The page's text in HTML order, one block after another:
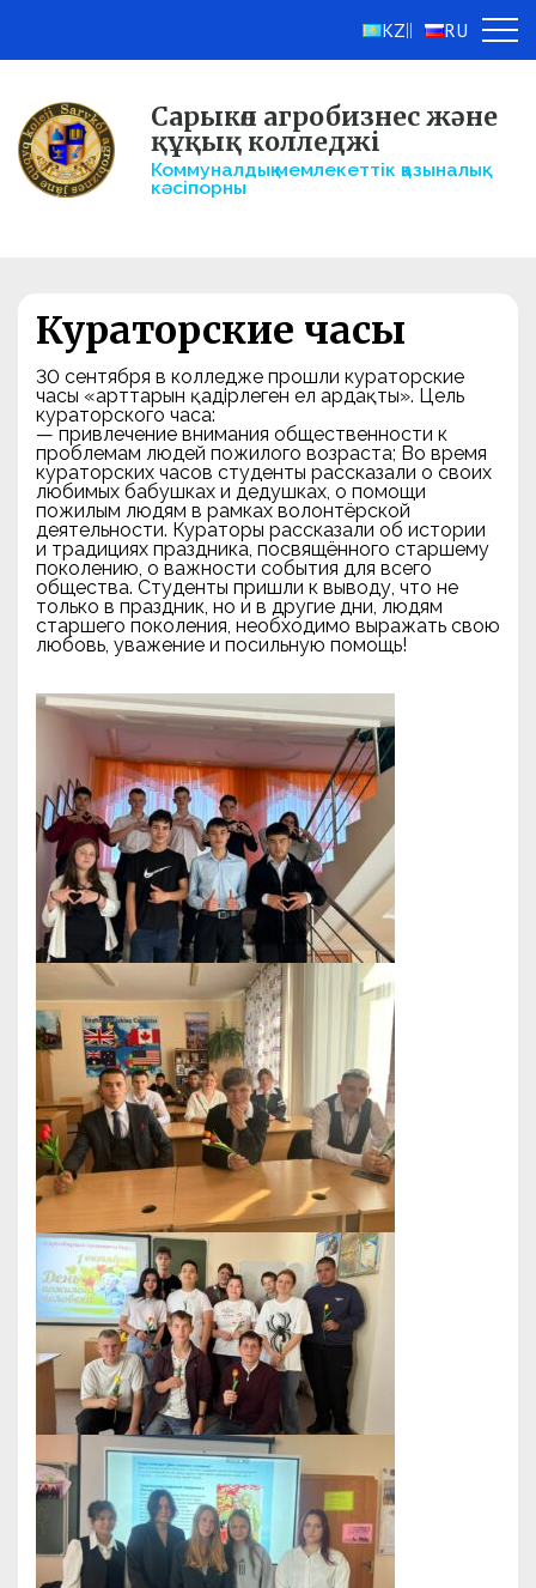
KZ RU
Сарыкөл агробизнес және
құқық колледжі
Коммуналдық мемлекеттік қазыналық
кәсіпорны
Кураторские часы
30 сентября в колледже прошли кураторские
часы «Қарттарын қадірлеген ел ардақты». Цель
кураторского часа:
— привлечение внимания общественности к
проблемам людей пожилого возраста; Во время
кураторских часов студенты рассказали о своих
любимых бабушках и дедушках, о помощи
пожилым людям в рамках волонтёрской
деятельности. Кураторы рассказали об истории
и традициях праздника, посвящённого старшему
поколению, о важности события для всего
общества. Студенты пришли к выводу, что не
только в праздник, но и в другие дни, людям
старшего поколения, необходимо выражать свою
любовь, уважение и посильную помощь!